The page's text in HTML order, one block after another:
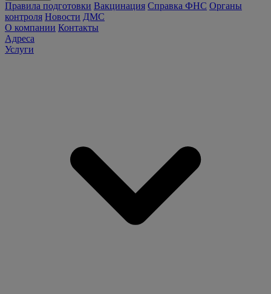
Правила подготовки Вакцинация Справка ФНС Органы
контроля Новости ДМС
О компании Контакты
Адреса
Услуги